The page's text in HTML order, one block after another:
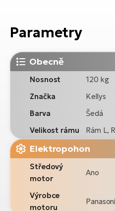
Parametry
Obecně
Nosnost
120 kg
Značka
Kellys
Barva
Šedá
Velikost rámu
Rám L,
Elektropohon
Středový
motor
Ano
Výrobce
motoru